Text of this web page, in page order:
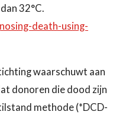
32°C.
death-using-
waarschuwt aan
donoren die dood zijn
methode (*DCD-